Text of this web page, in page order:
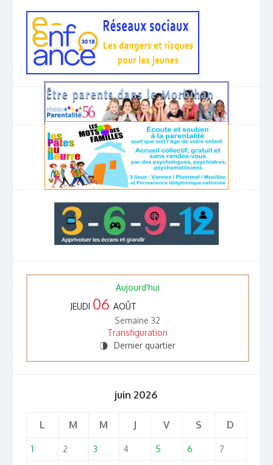
Aujourd'hui
JEUDI 06 AOÛT
Semaine 32
Transfiguration
U Dernier quartier
juin 2026
L M M J V S D
1 2 3 4 5 6 7